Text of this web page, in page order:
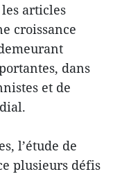
articles
croissance
dans
et de
l’étude de
plusieurs défis